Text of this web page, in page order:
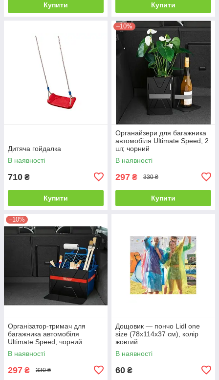
Купити Купити
Дитяча гойдалка
В наявності
710 ₴
Купити
–10%
Органайзери для багажника
автомобіля Ultimate Speed, 2
шт, чорний
В наявності
297 ₴ 330 ₴
Купити
–10%
Організатор-тримач для
багажника автомобіля
Ultimate Speed, чорний
В наявності
297 ₴ 330 ₴
Дощовик — пончо Lidl one
size (78х114х37 см), колір
жовтий
В наявності
60 ₴